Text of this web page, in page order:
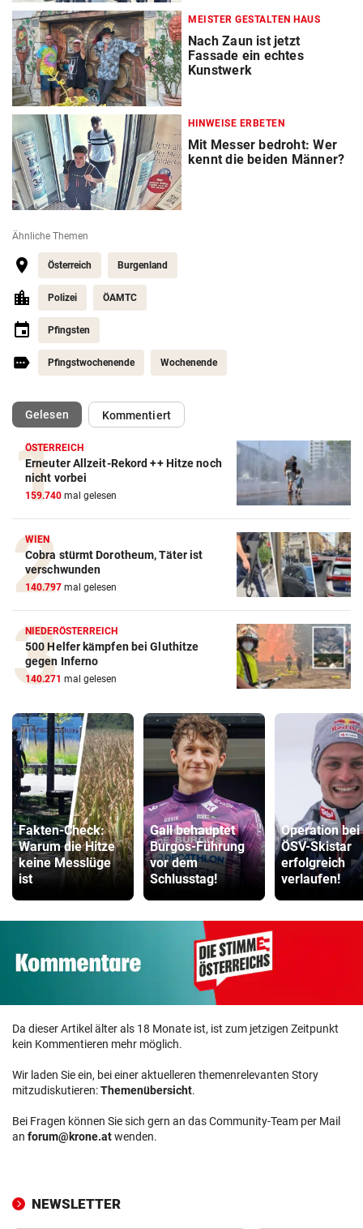
MEISTER GESTALTEN HAUS
Nach Zaun ist jetzt
Fassade ein echtes
Kunstwerk
HINWEISE ERBETEN
Mit Messer bedroht: Wer
kennt die beiden Männer?
Ähnliche Themen
Österreich Burgenland
Polizei ÖAMTC
Pfingsten
Pfingstwochenende Wochenende
Gelesen(ausgewählt)Kommentiert
ÖSTERREICH
Erneuter Allzeit-Rekord ++ Hitze noch
nicht vorbei
159.740 mal gelesen
WIEN
Cobra stürmt Dorotheum, Täter ist
verschwunden
140.797 mal gelesen
NIEDERÖSTERREICH
500 Helfer kämpfen bei Gluthitze
gegen Inferno
140.271 mal gelesen
Fakten-Check:
Warum die Hitze
keine Messlüge
ist
Gall behauptet
Burgos-Führung
vor dem
Schlusstag!
Operation bei
ÖSV-Skistar
erfolgreich
verlaufen!
Da dieser Artikel älter als 18 Monate ist, ist zum jetzigen Zeitpunkt
kein Kommentieren mehr möglich.
Wir laden Sie ein, bei einer aktuelleren themenrelevanten Story
mitzudiskutieren:Themenübersicht.
Bei Fragen können Sie sich gern an das Community-Team per Mail
an forum@krone.atwenden.
NEWSLETTER